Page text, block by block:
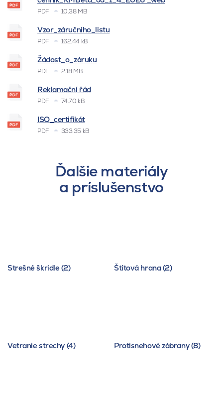
PDF 10.38 MB
Vzor_záručního_listu
PDF 162.44 kB
Žádost_o_záruku
PDF 2.18 MB
Reklamační řád
PDF 74.70 kB
ISO_certifikát
PDF 333.35 kB
Ďalšie materiály
a príslušenstvo
Strešné škridle (2) Štítová hrana (2)
Vetranie strechy (4) Protisnehové zábrany (8)